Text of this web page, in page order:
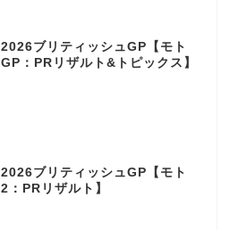
2026ブリティッシュGP【モト
GP：PRリザルト&トピックス】
2026ブリティッシュGP【モト
2：PRリザルト】